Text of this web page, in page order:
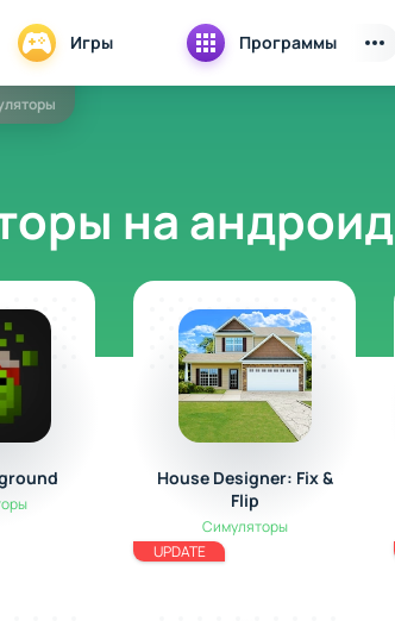
Игры Программы
на андроид
House Designer: Fix &
Flip
Симуляторы
UPDATE